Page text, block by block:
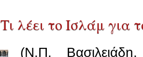
Τι λέει το Ισλάμ για
(Ν.Π.